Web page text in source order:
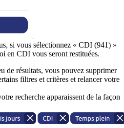
si vous sélectionnez « CDI (941) »
en CDI vous seront restituées.
de résultats, vous pouvez supprimer
filtres et critères et relancer votre
recherche apparaissent de la façon